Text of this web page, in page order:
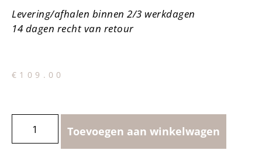
Levering/afhalen binnen 2/3 werkdagen
14 dagen recht van retour
€ 109.00
Toevoegen aan winkelwagen